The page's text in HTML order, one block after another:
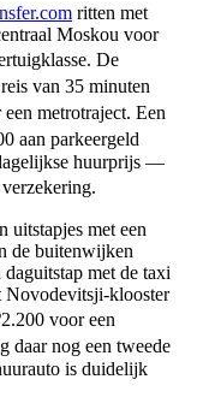
ritten met
Moskou voor
De
van 35 minuten
metrotraject. Een
aan parkeergeld
huurprijs —
uitstapjes met een
de buitenwijken
met de taxi
Novodevitsji-klooster
voor een
daar nog een tweede
is duidelijk